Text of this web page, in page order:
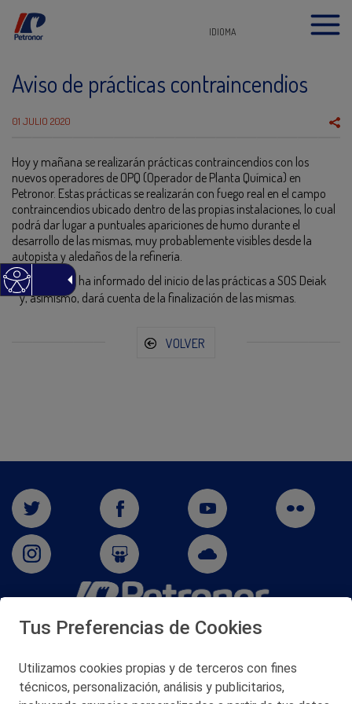
IDIOMA
Aviso de prácticas contraincendios
01 JULIO 2020
Hoy y mañana se realizarán prácticas contraincendios con los
nuevos operadores de OPQ (Operador de Planta Química) en
Petronor. Estas prácticas se realizarán con fuego real en el campo
contraincendios ubicado dentro de las propias instalaciones, lo cual
podrá dar lugar a puntuales apariciones de humo durante el
desarrollo de las mismas, muy probablemente visibles desde la
autopista y aledaños de la refinería.
Petronor ya ha informado del inicio de las prácticas a SOS Deiak
y, asimismo, dará cuenta de la finalización de las mismas.
VOLVER
San Martín 5-Edificio Muñatones,
© 2026 Petronor S.A.
Tus Preferencias de Cookies
Utilizamos cookies propias y de terceros con fines
técnicos, personalización, análisis y publicitarios,